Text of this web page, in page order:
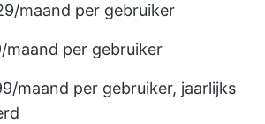
maand per gebruiker
maand per gebruiker
maand per gebruiker, jaarlijks